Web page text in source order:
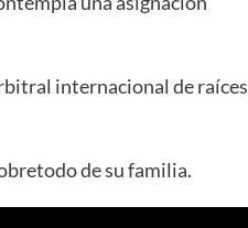
internacional de raíces
de su familia.